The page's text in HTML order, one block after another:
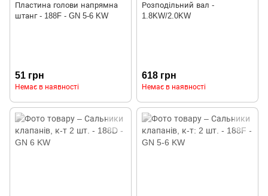
Пластина голови напрямна
штанг - 188F - GN 5-6 KW
51 грн
Немає в наявності
Розподільний вал -
1.8KW/2.0KW
618 грн
Немає в наявності